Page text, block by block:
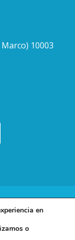
10003
TwitterTelegram
en
o